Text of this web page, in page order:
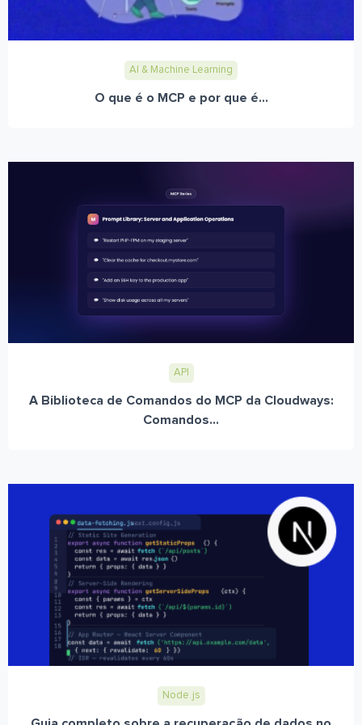
AI & Machine Learning
O que é o MCP e por que é...
API
A Biblioteca de Comandos do MCP da Cloudways:
Comandos...
Node.js